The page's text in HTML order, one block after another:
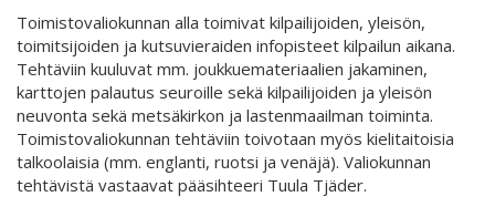
Toimistovaliokunnan alla toimivat kilpailijoiden, yleisön,
toimitsijoiden ja kutsuvieraiden infopisteet kilpailun aikana.
Tehtäviin kuuluvat mm. joukkuemateriaalien jakaminen,
karttojen palautus seuroille sekä kilpailijoiden ja yleisön
neuvonta sekä metsäkirkon ja lastenmaailman toiminta.
Toimistovaliokunnan tehtäviin toivotaan myös kielitaitoisia
talkoolaisia (mm. englanti, ruotsi ja venäjä). Valiokunnan
tehtävistä vastaavat pääsihteeri Tuula Tjäder.